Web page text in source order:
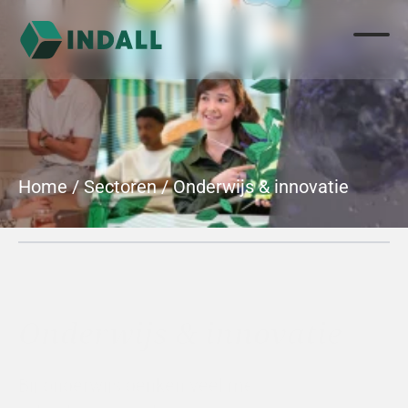
Home / Sectoren / Onderwijs & innovatie